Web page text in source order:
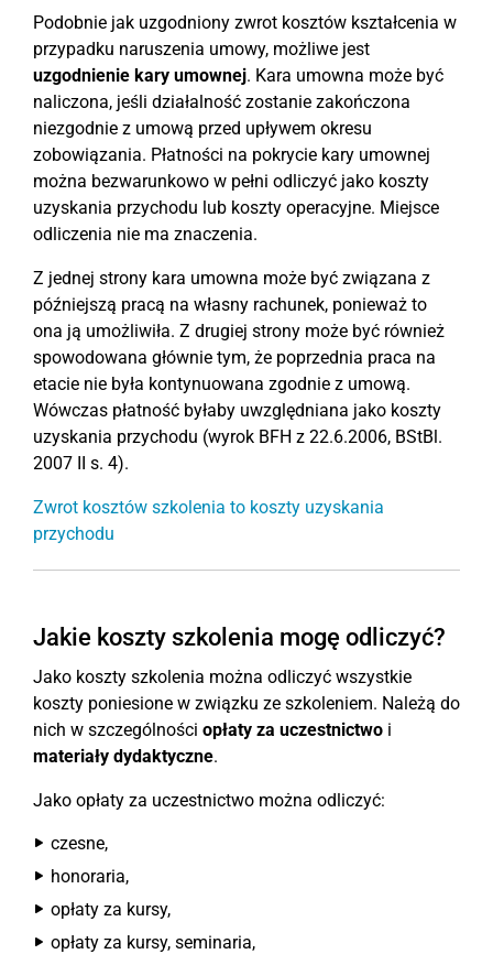
Podobnie jak uzgodniony zwrot kosztów kształcenia w
przypadku naruszenia umowy, możliwe jest
uzgodnienie kary umownej. Kara umowna może być
naliczona, jeśli działalność zostanie zakończona
niezgodnie z umową przed upływem okresu
zobowiązania. Płatności na pokrycie kary umownej
można bezwarunkowo w pełni odliczyć jako koszty
uzyskania przychodu lub koszty operacyjne. Miejsce
odliczenia nie ma znaczenia.
Z jednej strony kara umowna może być związana z
późniejszą pracą na własny rachunek, ponieważ to
ona ją umożliwiła. Z drugiej strony może być również
spowodowana głównie tym, że poprzednia praca na
etacie nie była kontynuowana zgodnie z umową.
Wówczas płatność byłaby uwzględniana jako koszty
uzyskania przychodu (wyrok BFH z 22.6.2006, BStBl.
2007 II s. 4).
Zwrot kosztów szkolenia to koszty uzyskania
przychodu
Jakie koszty szkolenia mogę odliczyć?
Jako koszty szkolenia można odliczyć wszystkie
koszty poniesione w związku ze szkoleniem. Należą do
nich w szczególności opłaty za uczestnictwo i
materiały dydaktyczne.
Jako opłaty za uczestnictwo można odliczyć:
czesne,
honoraria,
opłaty za kursy,
opłaty za kursy, seminaria,